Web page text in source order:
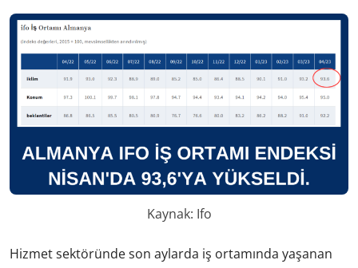
Kaynak: Ifo
Hizmet sektöründe son aylarda iş ortamında yaşanan